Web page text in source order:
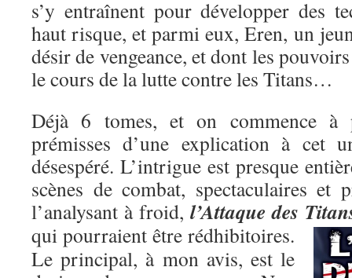
s’y entraînent pour développer des
haut risque, et parmi eux, Eren, un
désir de vengeance, et dont les
le cours de la lutte contre les Titans…
Déjà 6 tomes, et on commence à
prémisses d’une explication à cet
désespéré. L’intrigue est presque
scènes de combat, spectaculaires et
l’analysant à froid, l’Attaque des
qui pourraient être rédhibitoires.
Le principal, à mon avis, est le